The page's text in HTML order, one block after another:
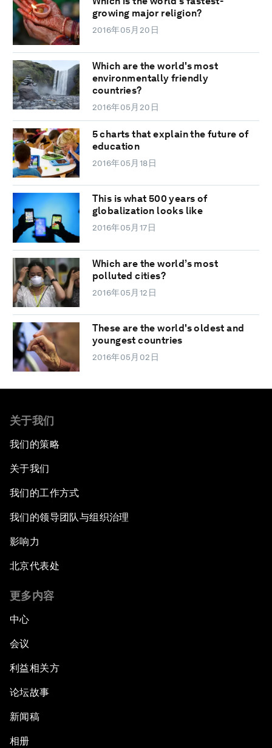
growing major religion?
2016年05月20日
Which are the world's most
environmentally friendly
countries?
2016年05月20日
5 charts that explain the future of
education
2016年05月18日
This is what 500 years of
globalization looks like
2016年05月17日
Which are the world’s most
polluted cities?
2016年05月12日
These are the world's oldest and
youngest countries
2016年05月02日
关于我们
我们的策略
关于我们
我们的工作方式
我们的领导团队与组织治理
影响力
北京代表处
更多内容
中心
会议
利益相关方
论坛故事
新闻稿
相册